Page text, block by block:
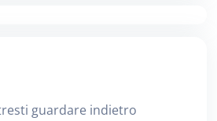
guardare indietro